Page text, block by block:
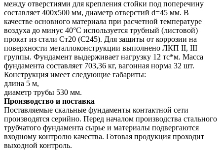
между отверстиями для крепления стойки под поперечину
составляет 400х500 мм, диаметр отверстий d=45 мм. В
качестве основного материала при расчетной температуре
воздуха до минус 40°С используется трубный (листовой)
прокат из стали Ст20 (С245). Для защиты от коррозии на
поверхности металлоконструкции выполнено ЛКП II, III
группы. Фундамент выдерживает нагрузку 12 тс*м. Масса
фундамента составляет 703,36 кг, вагонная норма 32 шт.
Конструкция имеет следующие габариты:
длина 5 м,
диаметр трубы 530 мм.
Производство и поставка
Поставляемые скальные фундаменты контактной сети
производятся серийно. Перед началом производства стального
трубчатого фундамента сырье и материалы подвергаются
входному контролю качества. Готовая продукция проходит
выходной контроль.